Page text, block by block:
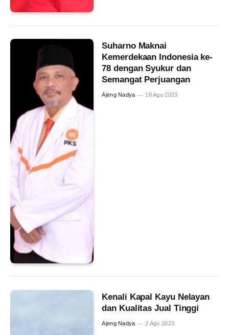
Suharno Maknai
Kemerdekaan Indonesia ke-
78 dengan Syukur dan
Semangat Perjuangan
Ajeng Nadya 18 Agu 2023
Kenali Kapal Kayu Nelayan
dan Kualitas Jual Tinggi
Ajeng Nadya 2 Agu 2023